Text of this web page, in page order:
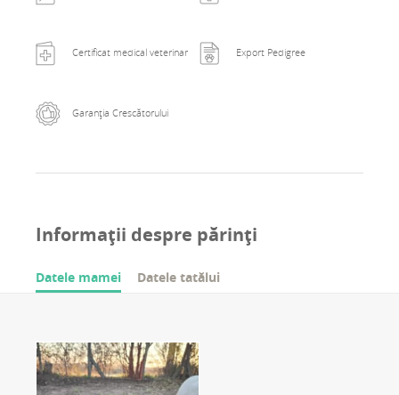
Certificat medical veterinar Export Pedigree
Garanția Crescătorului
Informații despre părinți
Datele mamei Datele tatălui